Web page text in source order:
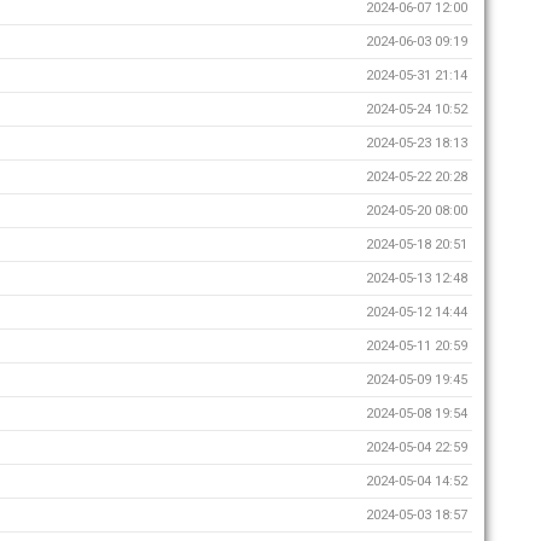
2024-06-07 12:00
2024-06-03 09:19
2024-05-31 21:14
2024-05-24 10:52
2024-05-23 18:13
2024-05-22 20:28
2024-05-20 08:00
2024-05-18 20:51
2024-05-13 12:48
2024-05-12 14:44
2024-05-11 20:59
2024-05-09 19:45
2024-05-08 19:54
2024-05-04 22:59
2024-05-04 14:52
2024-05-03 18:57